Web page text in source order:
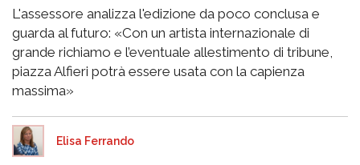
L'assessore analizza l'edizione da poco conclusa e
guarda al futuro: «Con un artista internazionale di
grande richiamo e l’eventuale allestimento di tribune,
piazza Alfieri potrà essere usata con la capienza
massima»
Elisa Ferrando